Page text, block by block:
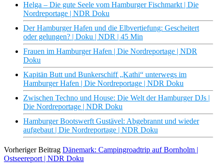
Helga – Die gute Seele vom Hamburger Fischmarkt | Die
Nordreportage | NDR Doku
Der Hamburger Hafen und die Elbvertiefung: Gescheitert
oder gelungen? | Doku | NDR | 45 Min
Frauen im Hamburger Hafen | Die Nordreportage | NDR
Doku
Kapitän Butt und Bunkerschiff „Kathi“ unterwegs im
Hamburger Hafen | Die Nordreportage | NDR Doku
Zwischen Techno und House: Die Welt der Hamburger DJs |
Die Nordreportage | NDR Doku
Hamburger Bootswerft Gustävel: Abgebrannt und wieder
aufgebaut | Die Nordreportage | NDR Doku
Vorheriger Beitrag Dänemark: Campingroadtrip auf Bornholm |
Ostseereport | NDR Doku